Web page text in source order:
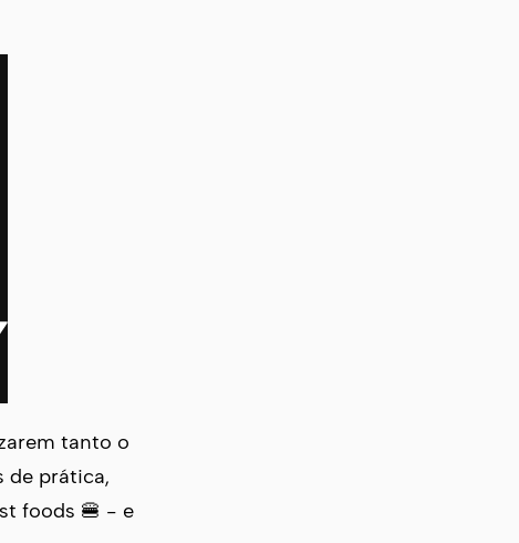
tanto o
de prática,
foods 🍔 - e